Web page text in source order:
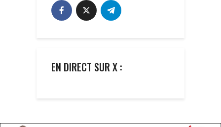
EN DIRECT SUR X :